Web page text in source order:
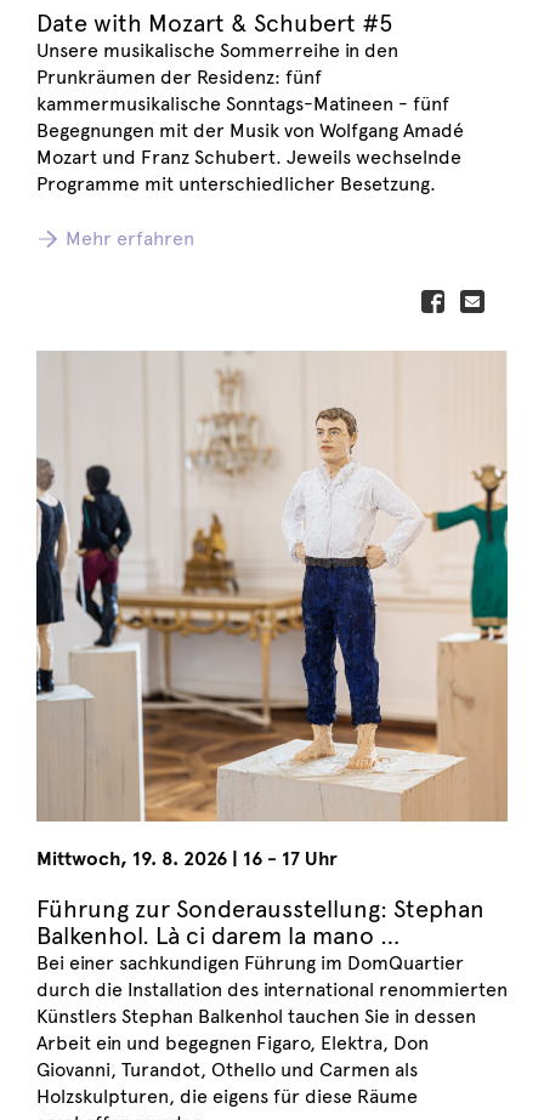
Date with Mozart & Schubert #5
Unsere musikalische Sommerreihe in den
Prunkräumen der Residenz: fünf
kammermusikalische Sonntags-Matineen - fünf
Begegnungen mit der Musik von Wolfgang Amadé
Mozart und Franz Schubert. Jeweils wechselnde
Programme mit unterschiedlicher Besetzung.
Mehr erfahren
Mittwoch, 19. 8. 2026 | 16 - 17 Uhr
Führung zur Sonderausstellung: Stephan
Balkenhol. Là ci darem la mano …
Bei einer sachkundigen Führung im DomQuartier
durch die Installation des international renommierten
Künstlers Stephan Balkenhol tauchen Sie in dessen
Arbeit ein und begegnen Figaro, Elektra, Don
Giovanni, Turandot, Othello und Carmen als
Holzskulpturen, die eigens für diese Räume